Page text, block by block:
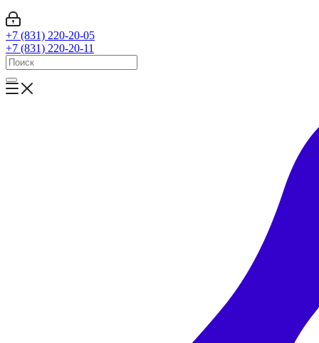
+7 (831) 220-20-05
+7 (831) 220-20-11